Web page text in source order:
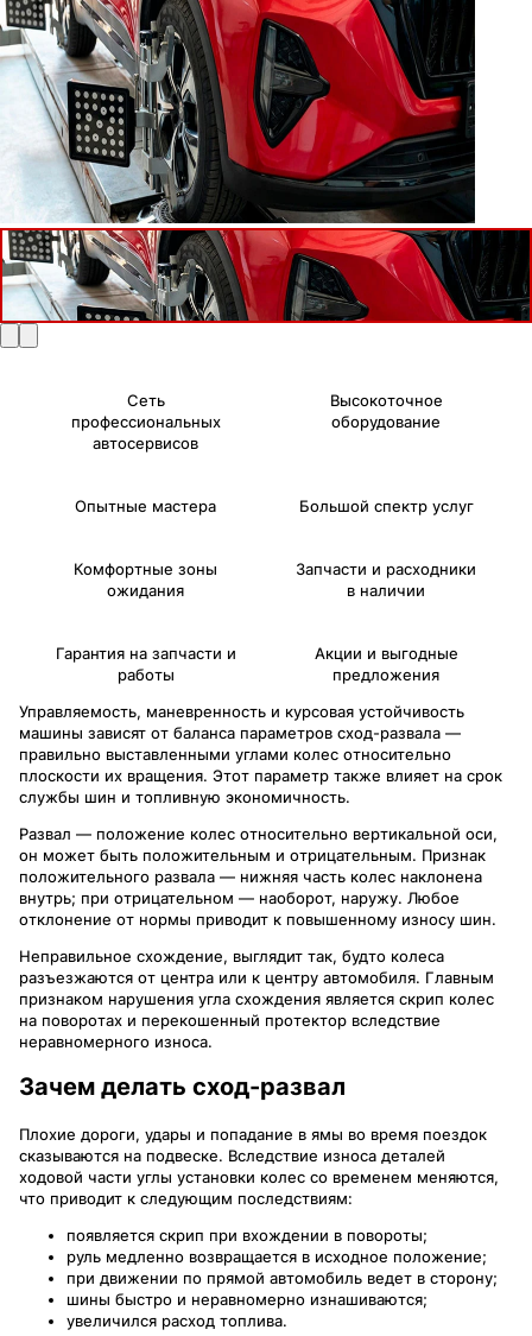
Сеть
профессиональных
автосервисов
Высокоточное
оборудование
Опытные мастера Большой спектр услуг
Комфортные зоны
ожидания
Запчасти и расходники
в наличии
Гарантия на запчасти и
работы
Акции и выгодные
предложения
Управляемость, маневренность и курсовая устойчивость
машины зависят от баланса параметров сход-развала —
правильно выставленными углами колес относительно
плоскости их вращения. Этот параметр также влияет на срок
службы шин и топливную экономичность.
Развал — положение колес относительно вертикальной оси,
он может быть положительным и отрицательным. Признак
положительного развала — нижняя часть колес наклонена
внутрь; при отрицательном — наоборот, наружу. Любое
отклонение от нормы приводит к повышенному износу шин.
Неправильное схождение, выглядит так, будто колеса
разъезжаются от центра или к центру автомобиля. Главным
признаком нарушения угла схождения является скрип колес
на поворотах и перекошенный протектор вследствие
неравномерного износа.
Зачем делать сход-развал
Плохие дороги, удары и попадание в ямы во время поездок
сказываются на подвеске. Вследствие износа деталей
ходовой части углы установки колес со временем меняются,
что приводит к следующим последствиям:
появляется скрип при вхождении в повороты;
руль медленно возвращается в исходное положение;
при движении по прямой автомобиль ведет в сторону;
шины быстро и неравномерно изнашиваются;
увеличился расход топлива.